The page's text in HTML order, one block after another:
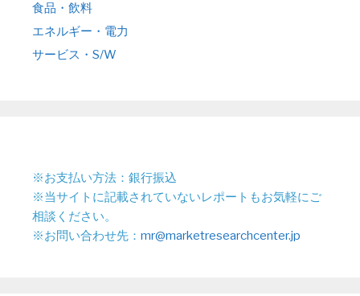
食品・飲料
エネルギー・電力
サービス・S/W
※お支払い方法：銀行振込
※当サイトに記載されていないレポートもお気軽にご
相談ください。
※お問い合わせ先： mr@marketresearchcenter.jp